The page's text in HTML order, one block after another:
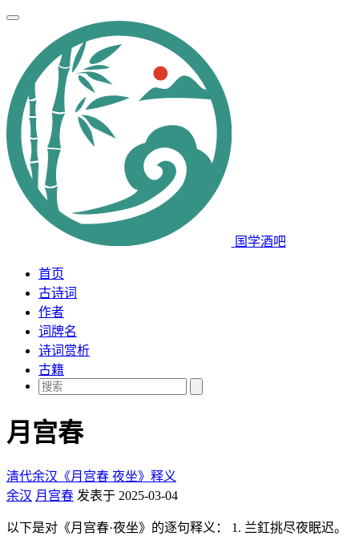
国学酒吧
首页
古诗词
作者
词牌名
诗词赏析
古籍
月宫春
清代余汉《月宫春 夜坐》释义
余汉 月宫春 发表于 2025-03-04
以下是对《月宫春·夜坐》的逐句释义： 1. 兰釭挑尽夜眠迟。